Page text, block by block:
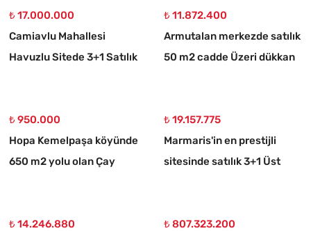
₺ 17.000.000
Camiavlu Mahallesi
Havuzlu Sitede 3+1 Satılık
₺ 11.872.400
Armutalan merkezde satılık
50 m2 cadde Üzeri dükkan
₺ 950.000
Hopa Kemelpaşa köyünde
650 m2 yolu olan Çay
₺ 19.157.775
Marmaris'in en prestijli
sitesinde satılık 3+1 Üst
₺ 14.246.880
₺ 807.323.200